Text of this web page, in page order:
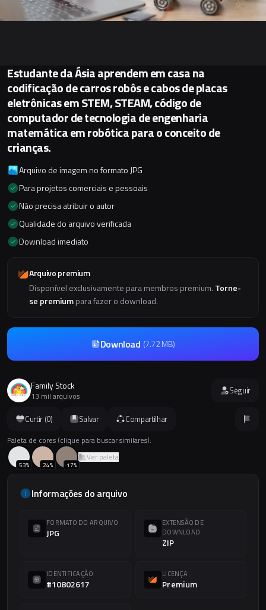
Curtir (0) Salvar Compartilhar
Paleta de cores (clique para buscar similares):
53% 24% 17%
Ver paleta
Informações do arquivo
FORMATO DO ARQUIVO
JPG
EXTENSÃO DE
DOWNLOAD
ZIP
IDENTIFICAÇÃO
#10802617
LICENÇA
Premium
Estudante da Ásia aprendem em casa na
codificação de carros robôs e cabos de placas
eletrônicas em STEM, STEAM, código de
computador de tecnologia de engenharia
matemática em robótica para o conceito de
crianças.
Arquivo de imagem no formato JPG
Para projetos comerciais e pessoais
Não precisa atribuir o autor
Qualidade do arquivo verificada
Download imediato
Arquivo premium
Disponível exclusivamente para membros premium. Torne-
se premiumpara fazer o download.
Download (7.72 MB)
Family Stock
13 mil arquivos Seguir